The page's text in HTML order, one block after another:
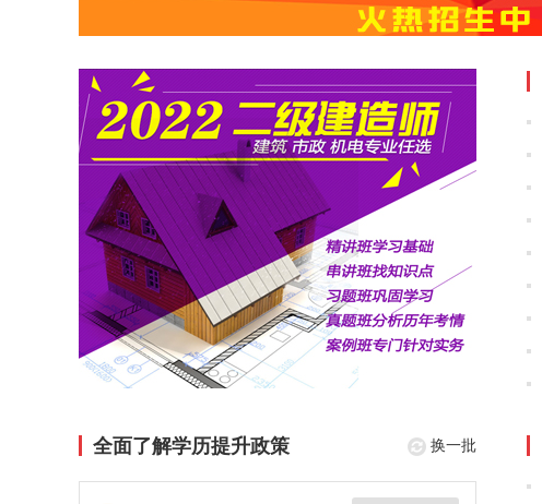
全面了解学历提升政策 换一批